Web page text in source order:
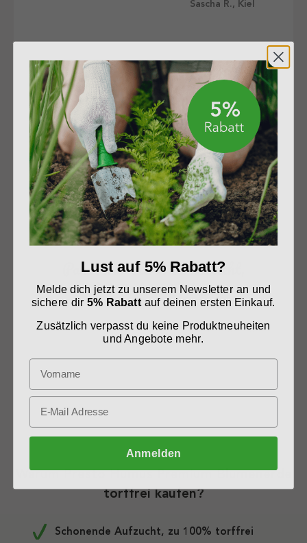
Sascha R., Kiel
Tip Top!
Sandra T., Koblenz
Paket war etwas zerknetscht,
aber Erde in Ordnung
Therese A., Siegburg
Warum Presto Humus Premium Blumenerde
torffrei kaufen?
Schonende Aufzucht, zu 100% torffrei
Lust auf 5% Rabatt?
Melde dich jetzt zu unserem Newsletter an und
sichere dir 5% Rabattauf deinen ersten Einkauf.
Zusätzlich verpasst du keine Produktneuheiten
und Angebote mehr.
Anmelden